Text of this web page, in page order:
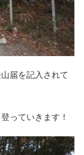
届を記入されて
っていきます！